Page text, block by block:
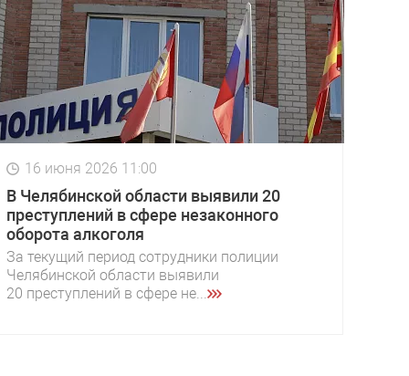
16 июня 2026 11:00
В Челябинской области выявили 20
преступлений в сфере незаконного
оборота алкоголя
За текущий период сотрудники полиции
Челябинской области выявили
20 преступлений в сфере не...